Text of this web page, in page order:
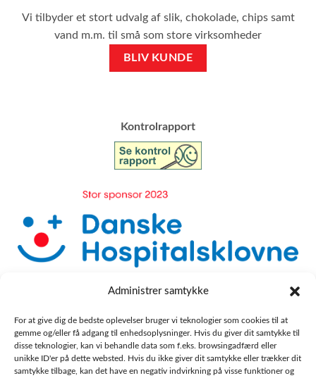
Administrer samtykke
For at give dig de bedste oplevelser bruger vi teknologier som cookies til at
gemme og/eller få adgang til enhedsoplysninger. Hvis du giver dit samtykke til
disse teknologier, kan vi behandle data som f.eks. browsingadfærd eller
unikke ID'er på dette websted. Hvis du ikke giver dit samtykke eller trækker dit
samtykke tilbage, kan det have en negativ indvirkning på visse funktioner og
Vi tilbyder et stort udvalg af slik, chokolade, chips samt
vand m.m. til små som store virksomheder
BLIV KUNDE
​Kontrolrapport